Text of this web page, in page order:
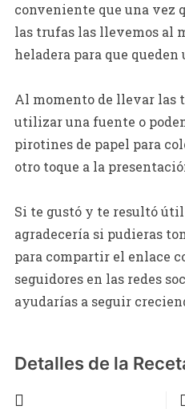
conveniente que una vez
las trufas las llevemos al
heladera para que queden
Al momento de llevar las
utilizar una fuente o
pirotines de papel para
otro toque a la
Si te gustó y te resultó útil
agradecería si pudieras
para compartir el enlace
seguidores en las redes
ayudarías a seguir
Detalles de la